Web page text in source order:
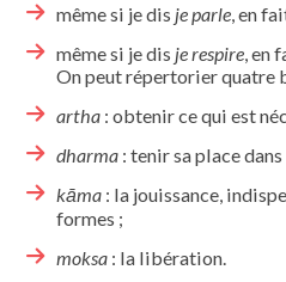
même si je dis je parle, en
même si je dis je respire, en
On peut répertorier quatre
artha: obtenir ce qui est
dharma: tenir sa place dans
kāma: la jouissance,
formes ;
moksa: la libération.